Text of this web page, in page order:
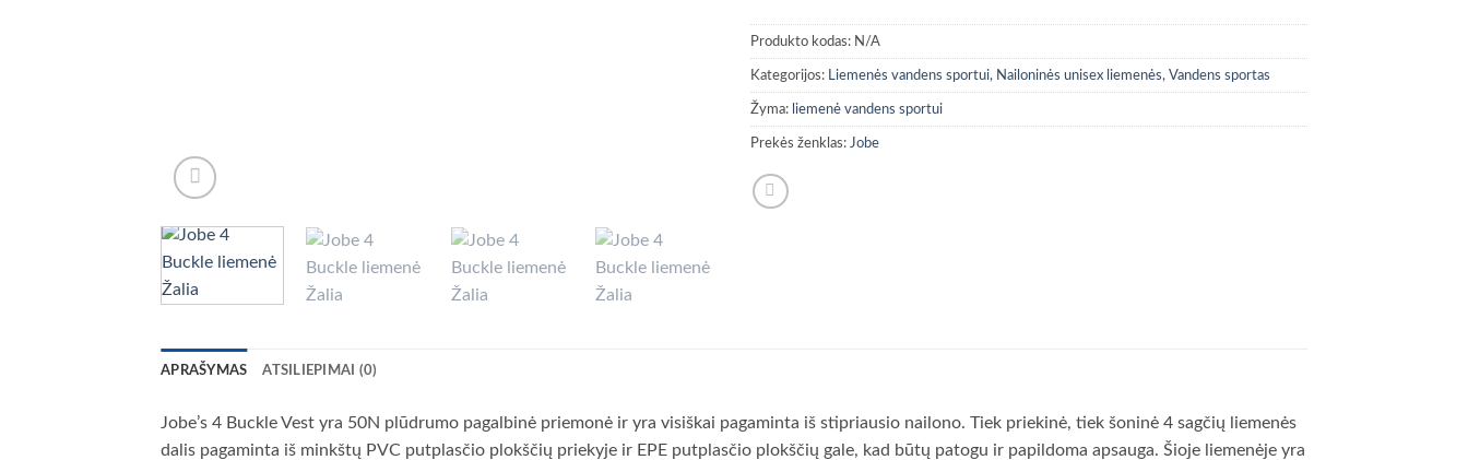
Produkto kodas: N/A
Kategorijos: Liemenės vandens sportui, Nailoninės unisex liemenės, Vandens sportas
Žyma: liemenė vandens sportui
Prekės ženklas: Jobe
APRAŠYMAS ATSILIEPIMAI (0)
Jobe’s 4 Buckle Vest yra 50N plūdrumo pagalbinė priemonė ir yra visiškai pagaminta iš stipriausio nailono. Tiek priekinė, tiek šoninė 4 sagčių liemenės
dalis pagaminta iš minkštų PVC putplasčio plokščių priekyje ir EPE putplasčio plokščių gale, kad būtų patogu ir papildoma apsauga. Šioje liemenėje yra